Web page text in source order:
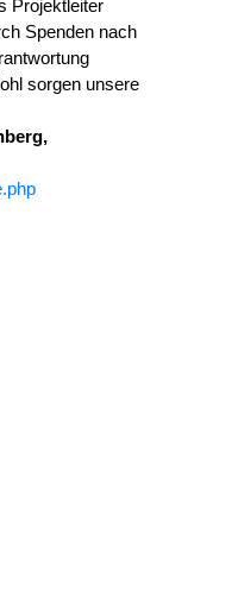
Projektleiter
Spenden nach
sorgen unsere